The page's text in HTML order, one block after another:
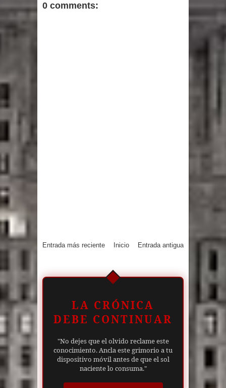
0 comments:
Entrada más reciente Entrada antigua
Inicio
LA CRÓNICA
DEBE CONTINUAR
"No dejes que el olvido reclame este
conocimiento. Ancla este grimorio a tu
dispositivo móvil antes de que el sol
naciente lo consuma."